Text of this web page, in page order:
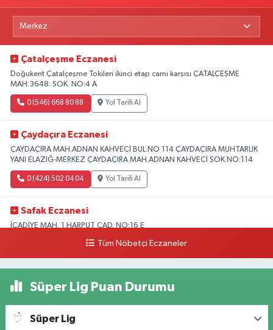
Çatalçeşme Eczanesi
Doğukent Çatalçeşme Tokileri ikinci etap cami karşısı ÇATALÇEŞME
MAH.3648. SOK. NO:4 A
0 (546) 668 80 88 Yol Tarifi Al
Çaydaçıra Eczanesi
ÇAYDAÇIRA MAH.ADNAN KAHVECİ BUL.NO 114 ÇAYDAÇIRA MUHTARLIK
YANI ELAZIĞ-MERKEZ ÇAYDAÇIRA MAH.ADNAN KAHVECİ SOK.NO:114
0 (424) 502 04 04 Yol Tarifi Al
Safak Eczanesi
İCADİYE MAH. 1.HARPUT CAD. NO:16 E
Yol Tarifi Al
Üniversite Mahallesi, Yahya Kemal Caddesi, No:34 B Merkez Elazığ
Tüm Nöbetçi Eczaneler
Süper Lig Puan Durumu
Süper Lig